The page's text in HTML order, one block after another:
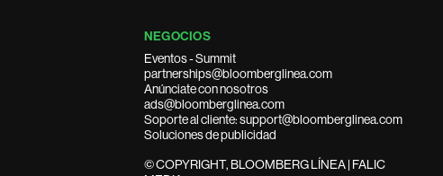
NEGOCIOS
Eventos - Summit
partnerships@bloomberglinea.com
Anúnciate con nosotros
ads@bloomberglinea.com
Soporte al cliente: support@bloomberglinea.com
Soluciones de publicidad
© COPYRIGHT, BLOOMBERG LÍNEA | FALIC